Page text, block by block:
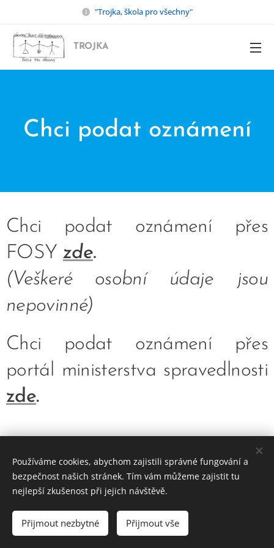
"Trojka, škola pro všechny"
TROJKA
Chci podat oznámení
Chci podat oznámení přes
FOSY zde.
(Veškeré osobní údaje jsou
nepovinné)
Chci podat oznámení přes
portál ministerstva spravedlnosti
zde.
Základní škola, Jičín, Poděbradova 18
Všechna práva vyhrazena.
Vytvořeno službou Webnode
Používáme cookies, abychom zajistili správné fungování a
bezpečnost našich stránek. Tím vám můžeme zajistit tu
nejlepší zkušenost při jejich návštěvě.
Přijmout nezbytné Přijmout vše